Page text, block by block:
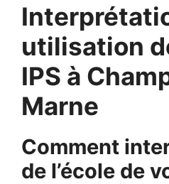
utilisation
IPS à
Marne
Comment
de l’école de